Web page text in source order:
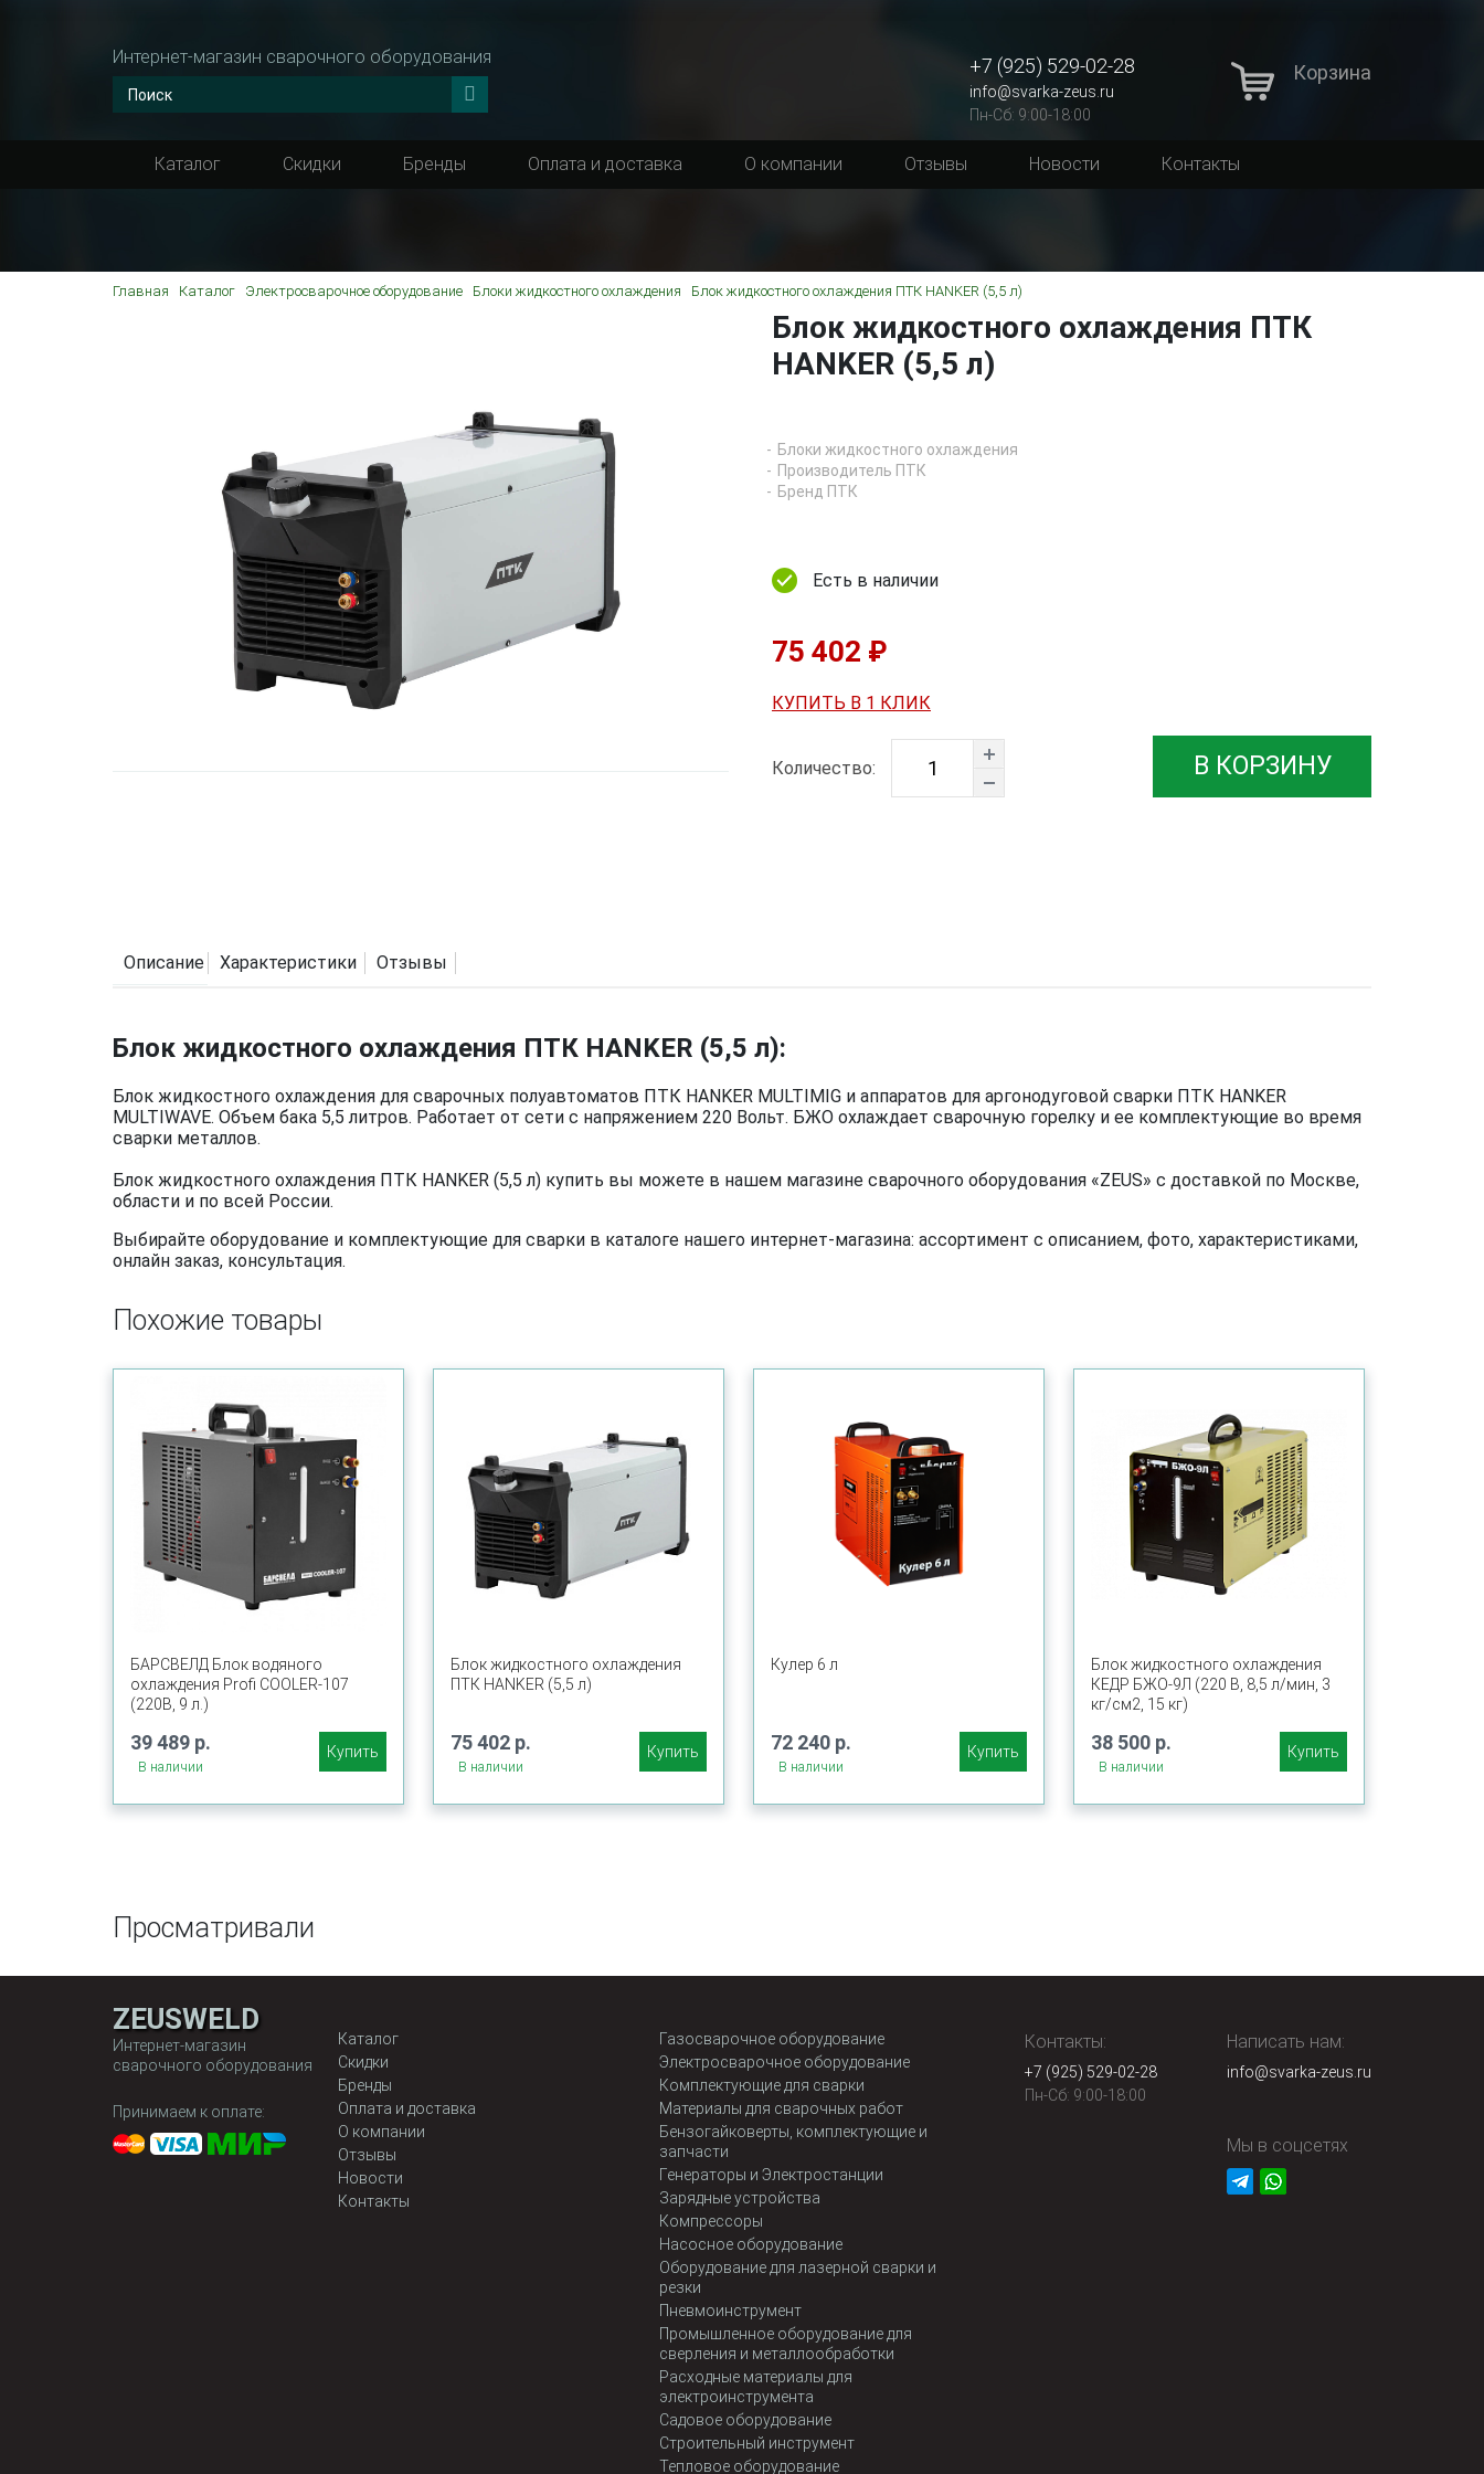
Интернет-магазин сварочного оборудования +7 (925) 529-02-28
info@svarka-zeus.ru
Пн-Сб: 9:00-18:00
Корзина
Каталог Скидки Бренды Оплата и доставка О компании Отзывы Новости Контакты
Главная Каталог Электросварочное оборудование Блоки жидкостного охлаждения Блок жидкостного охлаждения ПТК HANKER (5,5 л)
Блок жидкостного охлаждения ПТК
HANKER (5,5 л)
Блоки жидкостного охлаждения
Производитель ПТК
Бренд ПТК
Есть в наличии
75 402 ₽
КУПИТЬ В 1 КЛИК
Количество: В КОРЗИНУ
Описание Характеристики Отзывы
Блок жидкостного охлаждения ПТК HANKER (5,5 л):
Блок жидкостного охлаждения для сварочных полуавтоматов ПТК HANKER MULTIMIG и аппаратов для аргонодуговой сварки ПТК HANKER
MULTIWAVE. Объем бака 5,5 литров. Работает от сети с напряжением 220 Вольт. БЖО охлаждает сварочную горелку и ее комплектующие во время
сварки металлов.
Блок жидкостного охлаждения ПТК HANKER (5,5 л) купить вы можете в нашем магазине сварочного оборудования «ZEUS» с доставкой по Москве,
области и по всей России.
Выбирайте оборудование и комплектующие для сварки в каталоге нашего интернет-магазина: ассортимент с описанием, фото, характеристиками,
онлайн заказ, консультация.
Похожие товары
БАРСВЕЛД Блок водяного
охлаждения Profi COOLER-107
(220В, 9 л.)
39 489 р.
В наличии
Купить
Блок жидкостного охлаждения
ПТК HANKER (5,5 л)
75 402 р.
В наличии
Купить
Кулер 6 л
72 240 р.
В наличии
Купить
Блок жидкостного охлаждения
КЕДР БЖО-9Л (220 В, 8,5 л/мин, 3
кг/см2, 15 кг)
38 500 р.
В наличии
Купить
Просматривали
ZEUSWELD
Интернет-магазин
сварочного оборудования
Принимаем к оплате:
Каталог
Скидки
Бренды
Оплата и доставка
О компании
Отзывы
Новости
Контакты
Газосварочное оборудование
Электросварочное оборудование
Комплектующие для сварки
Материалы для сварочных работ
Бензогайковерты, комплектующие и
запчасти
Генераторы и Электростанции
Зарядные устройства
Компрессоры
Насосное оборудование
Оборудование для лазерной сварки и
резки
Пневмоинструмент
Промышленное оборудование для
сверления и металлообработки
Расходные материалы для
электроинструмента
Садовое оборудование
Строительный инструмент
Тепловое оборудование
Контакты:
+7 (925) 529-02-28
Пн-Сб: 9:00-18:00
Написать нам:
info@svarka-zeus.ru
Мы в соцсетях